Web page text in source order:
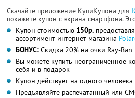
Скачайте приложение КупиКупона для
покажите купон с экрана смартфона.
Купон стоимостью 150р.
ассортимент интернет-магазина
БОНУС: Скидка 20% на очки Ray-Ban
Вы можете купить неограниченное
себя и в подарок
Купон действует на одного человека
Предъявляйте распечатанный или